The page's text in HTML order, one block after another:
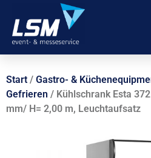
Start / Gastro- &
Gefrieren / Kühlschrank Esta
mm/ H= 2,00 m, Leuchtaufsatz